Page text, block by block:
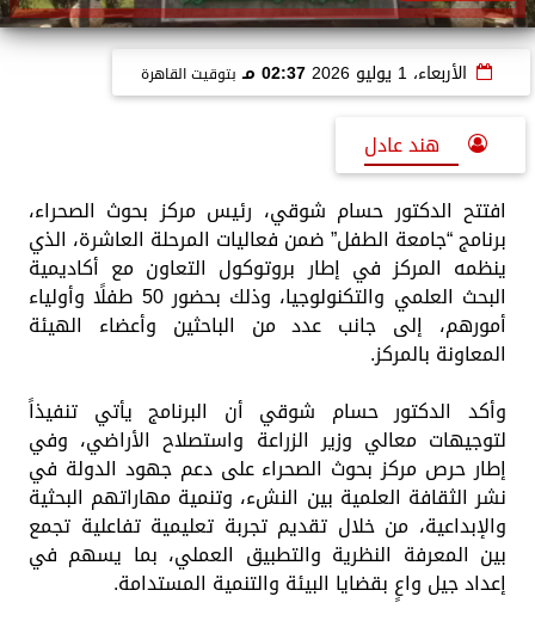
الأربعاء، 1 يوليو 2026 02:37 مـ بتوقيت القاهرة
هند عادل
افتتح الدكتور حسام شوقي، رئيس مركز بحوث الصحراء،
برنامج “جامعة الطفل” ضمن فعاليات المرحلة العاشرة، الذي
ينظمه المركز في إطار بروتوكول التعاون مع أكاديمية
البحث العلمي والتكنولوجيا، وذلك بحضور 50 طفلًا وأولياء
أمورهم، إلى جانب عدد من الباحثين وأعضاء الهيئة
المعاونة بالمركز.
وأكد الدكتور حسام شوقي أن البرنامج يأتي تنفيذاً
لتوجيهات معالي وزير الزراعة واستصلاح الأراضي، وفي
إطار حرص مركز بحوث الصحراء على دعم جهود الدولة في
نشر الثقافة العلمية بين النشء، وتنمية مهاراتهم البحثية
والإبداعية، من خلال تقديم تجربة تعليمية تفاعلية تجمع
بين المعرفة النظرية والتطبيق العملي، بما يسهم في
إعداد جيل واعٍ بقضايا البيئة والتنمية المستدامة.